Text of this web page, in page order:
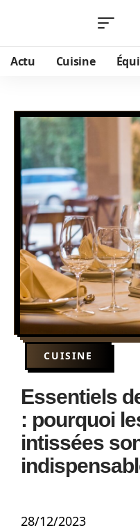
Actu Cuisine
CUISINE
Essentiels
: pourquoi
intissées
28/12/2023